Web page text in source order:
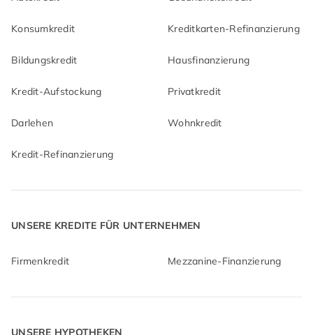
Konsumkredit Kreditkarten-Refinanzierung
Bildungskredit Hausfinanzierung
Kredit-Aufstockung Privatkredit
Darlehen Wohnkredit
Kredit-Refinanzierung
UNSERE KREDITE FÜR UNTERNEHMEN
Firmenkredit Mezzanine-Finanzierung
UNSERE HYPOTHEKEN